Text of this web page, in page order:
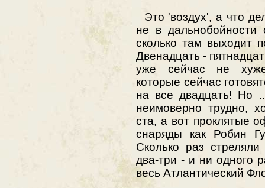
Это 'воздух', а что
не в
сколько там выходит
Двенадцать -
уже сейчас не
которые сейчас
на все двадцать! Но
неимоверно трудно,
ста, а вот проклятые
снаряды как Робин
Сколько раз
два-три - и ни одного
весь Атлантический